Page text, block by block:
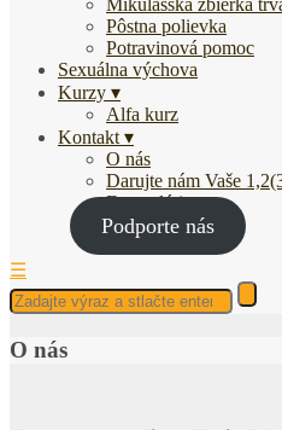
Mikulášska zbierka
Pôstna polievka
Potravinová pomoc
Sexuálna výchova
Kurzy
Alfa kurz
Kontakt
O nás
Darujte nám Vaše
Fotogaléria
Podporte nás
☰
O nás